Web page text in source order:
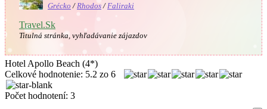
Grécko / Rhodos / Faliraki
Travel.Sk
Titulná stránka, vyhľadávanie zájazdov
Hotel Apollo Beach (4*)
Celkové hodnotenie: 5.2 zo 6
Počet hodnotení: 3